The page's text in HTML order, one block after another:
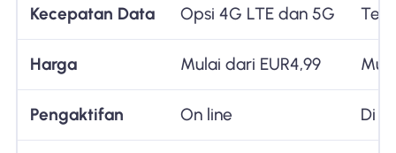
Kecepatan Data Opsi 4G LTE dan 5G
Harga Mulai dari EUR4,99
Pengaktifan On line Di